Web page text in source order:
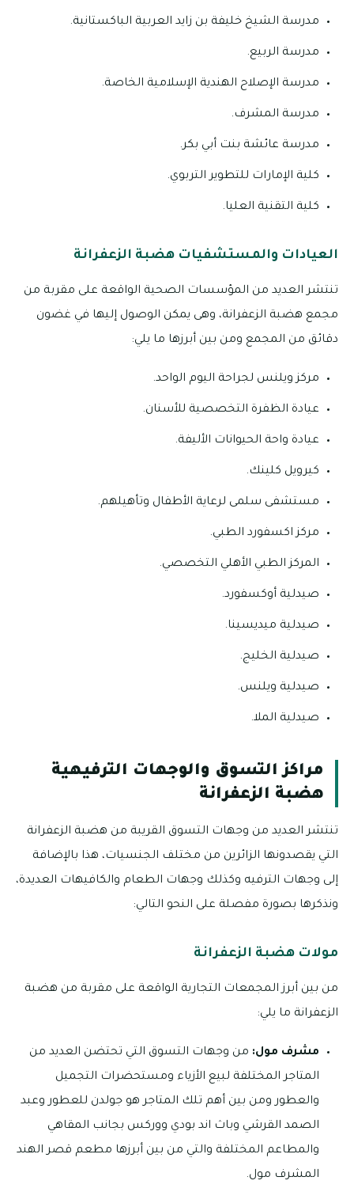
مدرسة الشيخ خليفة بن زايد العربية الباكستانية.
مدرسة الربيع.
مدرسة الإصلاح الهندية الإسلامية الخاصة.
مدرسة المشرف.
مدرسة عائشة بنت أبي بكر.
كلية الإمارات للتطوير التربوي.
كلية التقنية العليا.
العيادات والمستشفيات هضبة الزعفرانة
تنتشر العديد من المؤسسات الصحية الواقعة على مقربة من
مجمع هضبة الزعفرانة، وهى يمكن الوصول إليها في غضون
دقائق من المجمع ومن بين أبرزها ما يلي:
مركز ويلنس لجراحة اليوم الواحد.
عيادة الظفرة التخصصية للأسنان.
عيادة واحة الحيوانات الأليفة.
كيرويل كلينك.
مستشفى سلمى لرعاية الأطفال وتأهيلهم.
مركز اكسفورد الطبي.
المركز الطبي الأهلي التخصصي.
صيدلية أوكسفورد.
صيدلية ميديسينا.
صيدلية الخليج.
صيدلية ويلنس.
صيدلية الملا.
مراكز التسوق والوجهات الترفيهية
هضبة الزعفرانة
تنتشر العديد من وجهات التسوق القريبة من هضبة الزعفرانة
التي يقصدونها الزائرين من مختلف الجنسيات، هذا بالإضافة
إلى وجهات الترفيه وكذلك وجهات الطعام والكافيهات العديدة،
ونذكرها بصورة مفصلة على النحو التالي:
مولات هضبة الزعفرانة
من بين أبرز المجمعات التجارية الواقعة على مقربة من هضبة
الزعفرانة ما يلي:
مشرف مول: من وجهات التسوق التي تحتضن العديد من
المتاجر المختلفة لبيع الأزياء ومستحضرات التجميل
والعطور ومن بين أهم تلك المتاجر هو جولدن للعطور وعبد
الصمد القرشي وباث اند بودي ووركس بجانب المقاهي
والمطاعم المختلفة والتي من بين أبرزها مطعم قصر الهند
المشرف مول.